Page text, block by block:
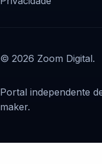
© 2026 Zoom Digital.
Portal independente
maker.